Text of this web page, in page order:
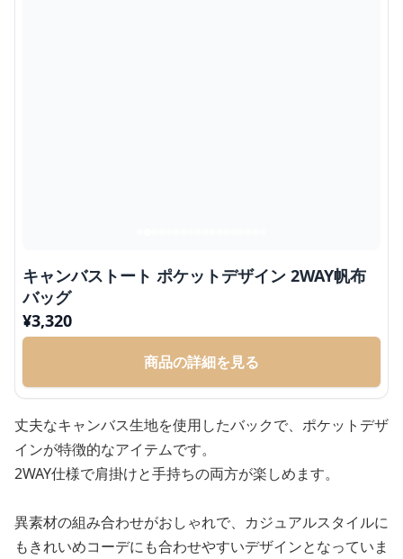
キャンバストート ポケットデザイン 2WAY帆布
バッグ
¥3,320
商品の詳細を見る
丈夫なキャンバス生地を使用したバックで、ポケットデザ
インが特徴的なアイテムです。
2WAY仕様で肩掛けと手持ちの両方が楽しめます。
異素材の組み合わせがおしゃれで、カジュアルスタイルに
もきれいめコーデにも合わせやすいデザインとなっていま